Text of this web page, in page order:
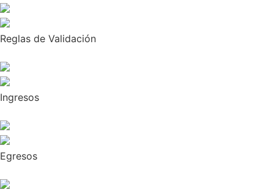
Reglas de Validación
Ingresos
Egresos